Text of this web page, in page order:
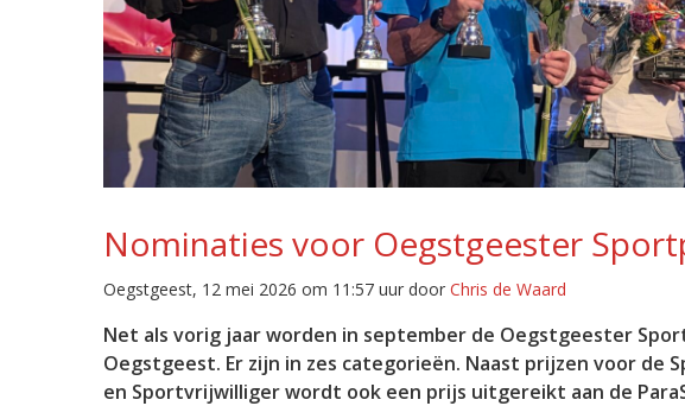
Nominaties voor Oegstgeester
Oegstgeest, 12 mei 2026 om 11:57 uur door Chris de Waard
Net als vorig jaar worden in september de Oegstgeester
Oegstgeest. Er zijn in zes categorieën. Naast prijzen voor
en Sportvrijwilliger wordt ook een prijs uitgereikt aan de